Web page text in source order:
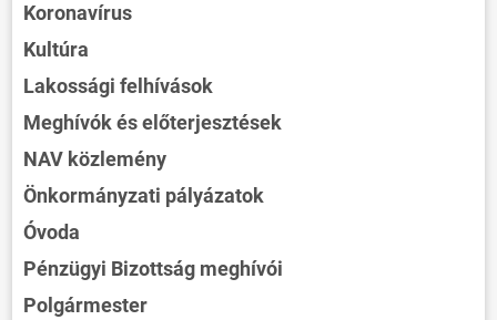
Koronavírus
Kultúra
Lakossági felhívások
Meghívók és előterjesztések
NAV közlemény
Önkormányzati pályázatok
Óvoda
Pénzügyi Bizottság meghívói
Polgármester